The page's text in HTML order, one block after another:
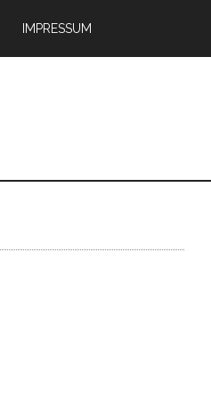
IMPRESSUM